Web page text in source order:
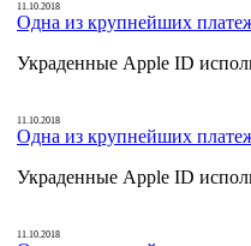
11.10.2018
Одна из крупнейших
Украденные Apple ID
11.10.2018
Одна из крупнейших
Украденные Apple ID
11.10.2018